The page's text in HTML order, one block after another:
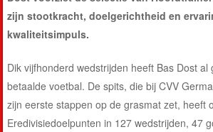
zijn stootkracht, doelgerichtheid en
kwaliteitsimpuls.
Dik vijfhonderd wedstrijden heeft Bas Dost al
betaalde voetbal. De spits, die bij CVV
zijn eerste stappen op de grasmat zet, heeft
Eredivisiedoelpunten in 127 wedstrijden, 47